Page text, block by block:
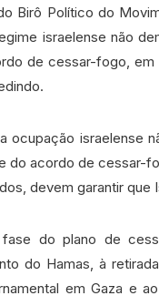
Birô Político do
israelense não
de cessar-fogo, em
ocupação israelense
do acordo de cessar-
devem garantir que
do plano de
do Hamas, à
em Gaza e